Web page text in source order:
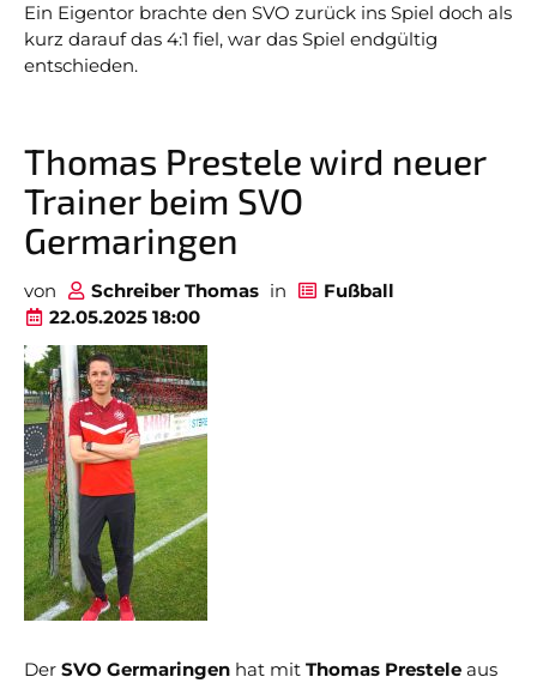
Ein Eigentor brachte den SVO zurück ins Spiel doch als
kurz darauf das 4:1 fiel, war das Spiel endgültig
entschieden.
Thomas Prestele wird neuer
Trainer beim SVO
Germaringen
von Schreiber Thomas in
Fußball
22.05.2025 18:00
Der SVO Germaringen hat mit Thomas Prestele aus
B1 Jugend
C1 Jugend
C2 Jugend
D3 Jugend
F1 Jugend
G Jugend
Nicht das Richtige gefunden?
Bitte nehmen Sie Kontakt mit uns auf. Wir helfen
post@svo.germaringen.de
Navigation